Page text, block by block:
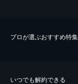
プロが選ぶおすすめ特集
いつでも解約できる